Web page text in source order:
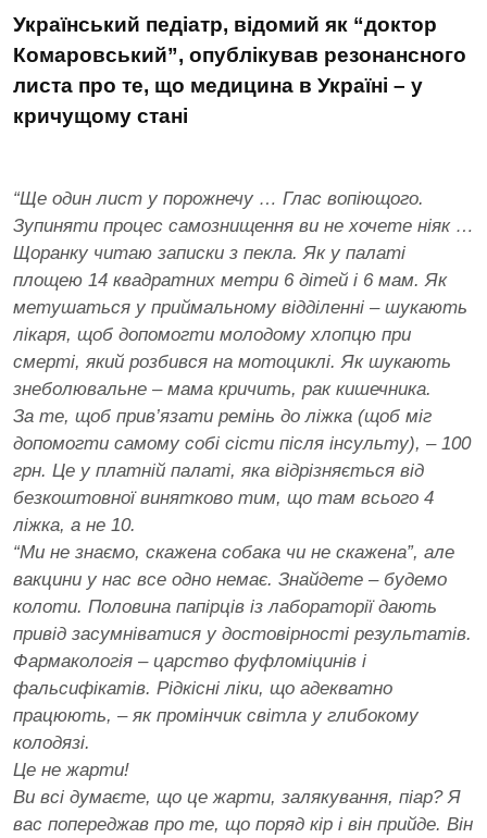
Український педіатр, відомий як “доктор
Комаровський”, опублікував резонансного
листа про те, що медицина в Україні – у
кричущому стані
“Ще один лист у порожнечу … Глас вопіющого.
Зупиняти процес самознищення ви не хочете ніяк …
Щоранку читаю записки з пекла. Як у палаті
площею 14 квадратних метри 6 дітей і 6 мам. Як
метушаться у приймальному відділенні – шукають
лікаря, щоб допомогти молодому хлопцю при
смерті, який розбився на мотоциклі. Як шукають
знеболювальне – мама кричить, рак кишечника.
За те, щоб прив’язати ремінь до ліжка (щоб міг
допомогти самому собі сісти після інсульту), – 100
грн. Це у платній палаті, яка відрізняється від
безкоштовної винятково тим, що там всього 4
ліжка, а не 10.
“Ми не знаємо, скажена собака чи не скажена”, але
вакцини у нас все одно немає. Знайдете – будемо
колоти. Половина папірців із лабораторії дають
привід засумніватися у достовірності результатів.
Фармакологія – царство фуфломіцинів і
фальсифікатів. Рідкісні ліки, що адекватно
працюють, – як промінчик світла у глибокому
колодязі.
Це не жарти!
Ви всі думаєте, що це жарти, залякування, піар? Я
вас попереджав про те, що поряд кір і він прийде. Він